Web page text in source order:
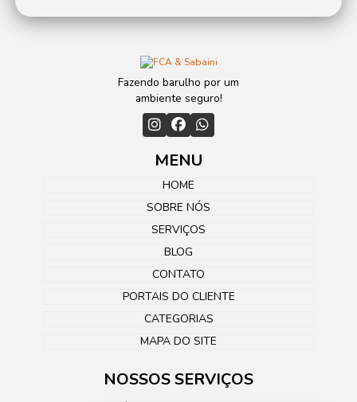
Fazendo barulho por um
ambiente seguro!
MENU
HOME
SOBRE NÓS
SERVIÇOS
BLOG
CONTATO
PORTAIS DO CLIENTE
CATEGORIAS
MAPA DO SITE
NOSSOS SERVIÇOS